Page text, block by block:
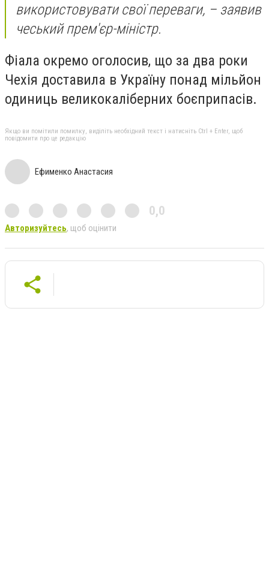
використовувати свої переваги, – заявив
чеський прем'єр-міністр.
Фіала окремо оголосив, що за два роки
Чехія доставила в Україну понад мільйон
одиниць великокаліберних боєприпасів.
Якщо ви помітили помилку, виділіть необхідний текст і натисніть Ctrl + Enter, щоб
повідомити про це редакцію
Ефименко Анастасия
0,0
Авторизуйтесь, щоб оцінити